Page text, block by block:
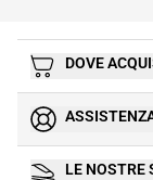
DOVE
LE NOSTRE